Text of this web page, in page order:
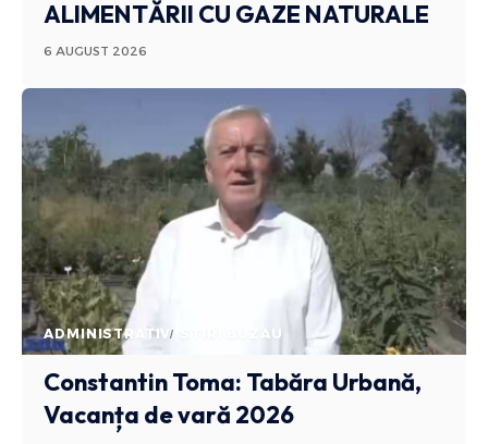
ALIMENTĂRII CU GAZE NATURALE
6 AUGUST 2026
ADMINISTRATIV STIRI BUZAU
Constantin Toma: Tabăra Urbană,
Vacanța de vară 2026